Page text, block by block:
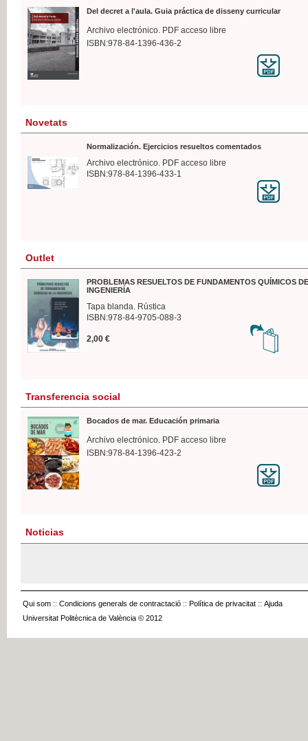
Del decret a l'aula. Guia práctica de disseny curricular
Archivo electrónico. PDF acceso libre
ISBN:978-84-1396-436-2
Novetats
Normalización. Ejercicios resueltos comentados
Archivo electrónico. PDF acceso libre
ISBN:978-84-1396-433-1
Outlet
PROBLEMAS RESUELTOS DE FUNDAMENTOS QUÍMICOS
INGENIERÍA
Tapa blanda. Rústica
ISBN:978-84-9705-088-3
2,00 €
Transferencia social
Bocados de mar. Educación primaria
Archivo electrónico. PDF acceso libre
ISBN:978-84-1396-423-2
Noticias
Qui som :: Condicions generals de contractació :: Política de privacitat :: Ajuda
Universitat Politècnica de València © 2012